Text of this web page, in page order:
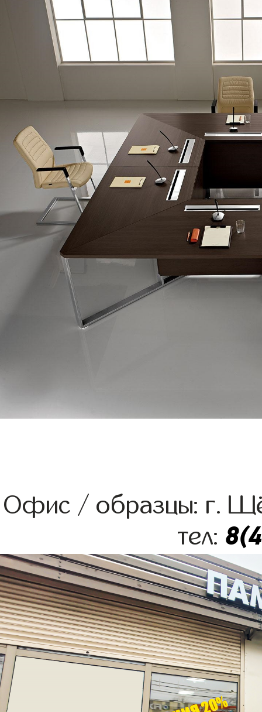
Офис / образцы: г.
тел: